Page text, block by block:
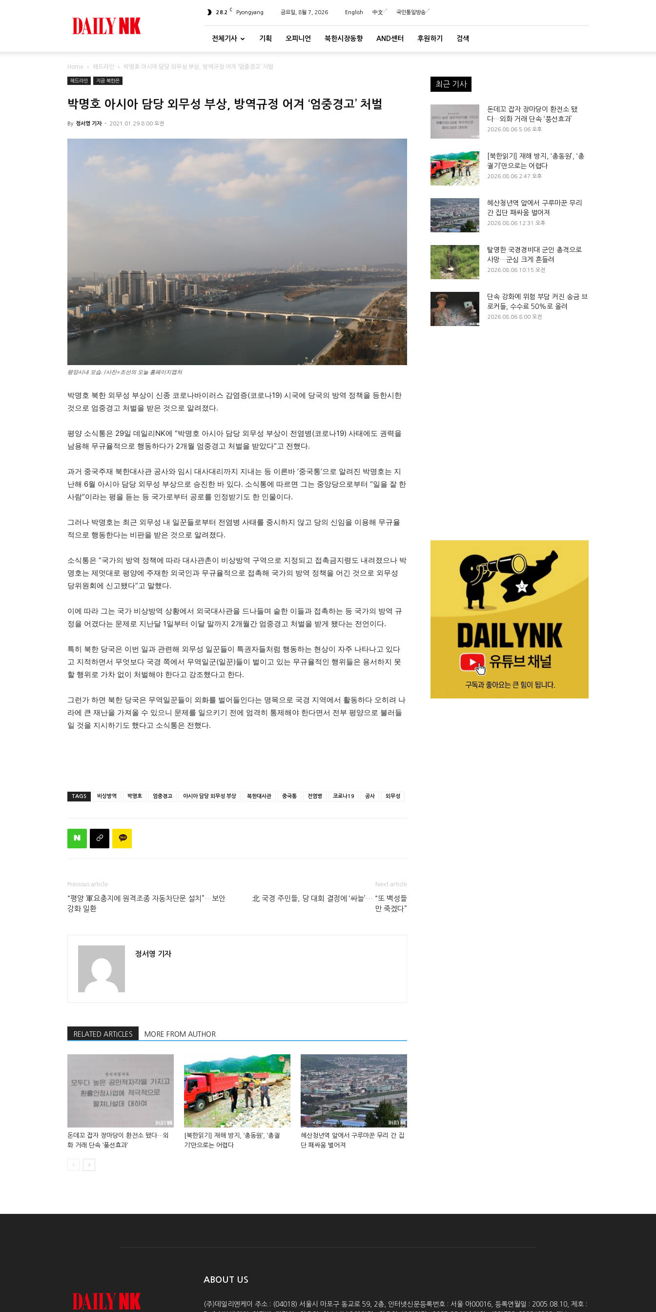
28.2 C Pyongyang 금요일, 8월 7, 2026 English 中文 국민통일방송
전체기사 기획 오피니언 북한시장동향 AND센터 후원하기 검색
Home 헤드라인 박명호 아시아 담당 외무성 부상, 방역규정 어겨 ‘엄중경고’ 처벌
헤드라인 지금 북한은
박명호 아시아 담당 외무성 부상, 방역규정 어겨 ‘엄중경고’ 처벌
By 정서영 기자 - 2021.01.29 8:00 오전
평양시내 모습. /사진=조선의 오늘 홈페이지캡처
박명호 북한 외무성 부상이 신종 코로나바이러스 감염증(코로나19) 시국에 당국의 방역 정책을 등한시한
것으로 엄중경고 처벌을 받은 것으로 알려졌다.
평양 소식통은 29일 데일리NK에 “박명호 아시아 담당 외무성 부상이 전염병(코로나19) 사태에도 권력을
남용해 무규율적으로 행동하다가 2개월 엄중경고 처벌을 받았다”고 전했다.
과거 중국주재 북한대사관 공사와 임시 대사대리까지 지내는 등 이른바 ‘중국통’으로 알려진 박명호는 지
난해 6월 아시아 담당 외무성 부상으로 승진한 바 있다. 소식통에 따르면 그는 중앙당으로부터 “일을 잘 한
사람”이라는 평을 듣는 등 국가로부터 공로를 인정받기도 한 인물이다.
그러나 박명호는 최근 외무성 내 일꾼들로부터 전염병 사태를 중시하지 않고 당의 신임을 이용해 무규율
적으로 행동한다는 비판을 받은 것으로 알려졌다.
소식통은 “국가의 방역 정책에 따라 대사관촌이 비상방역 구역으로 지정되고 접촉금지령도 내려졌으나 박
명호는 제멋대로 평양에 주재한 외국인과 무규율적으로 접촉해 국가의 방역 정책을 어긴 것으로 외무성
당위원회에 신고됐다”고 말했다.
이에 따라 그는 국가 비상방역 상황에서 외국대사관을 드나들며 숱한 이들과 접촉하는 등 국가의 방역 규
정을 어겼다는 문제로 지난달 1일부터 이달 말까지 2개월간 엄중경고 처벌을 받게 됐다는 전언이다.
특히 북한 당국은 이번 일과 관련해 외무성 일꾼들이 특권자들처럼 행동하는 현상이 자주 나타나고 있다
고 지적하면서 무엇보다 국경 쪽에서 무역일군(일꾼)들이 벌이고 있는 무규율적인 행위들은 용서하지 못
할 행위로 가차 없이 처벌해야 한다고 강조했다고 한다.
그런가 하면 북한 당국은 무역일꾼들이 외화를 벌어들인다는 명목으로 국경 지역에서 활동하다 오히려 나
라에 큰 재난을 가져올 수 있으니 문제를 일으키기 전에 엄격히 통제해야 한다면서 전부 평양으로 불러들
일 것을 지시하기도 했다고 소식통은 전했다.
TAGS 비상방역 박명호 엄중경고 아시아 담당 외무성 부상 북한대사관 중국통 전염병 코로나19 공사 외무성
Previous article
“평양 軍요충지에 원격조종 자동차단문 설치”…보안
강화 일환
Next article
北 국경 주민들, 당 대회 결정에 ‘싸늘’… “또 백성들
만 죽겠다”
정서영 기자
RELATED ARTICLES MORE FROM AUTHOR
돈데꼬 잡자 장마당이 환전소 됐다…외
화 거래 단속 ‘풍선효과’
[북한읽기] 재해 방지, ‘총동원’, ‘총궐
기’만으로는 어렵다
혜산청년역 앞에서 구루마꾼 무리 간 집
단 패싸움 벌어져
최근 기사
돈데꼬 잡자 장마당이 환전소 됐
다…외화 거래 단속 ‘풍선효과’
2026.08.06 5:06 오후
[북한읽기] 재해 방지, ‘총동원’, ‘총
궐기’만으로는 어렵다
2026.08.06 2:47 오후
혜산청년역 앞에서 구루마꾼 무리
간 집단 패싸움 벌어져
2026.08.06 12:31 오후
탈영한 국경경비대 군인 총격으로
사망…군심 크게 흔들려
2026.08.06 10:15 오전
단속 강화에 위험 부담 커진 송금 브
로커들, 수수료 50%로 올려
2026.08.06 8:00 오전
ABOUT US
(주)데일리엔케이 주소 : (04018) 서울시 마포구 동교로 59, 2층, 인터넷신문등록번호 : 서울 아00016, 등록연월일 : 2005.08.10, 제호 :